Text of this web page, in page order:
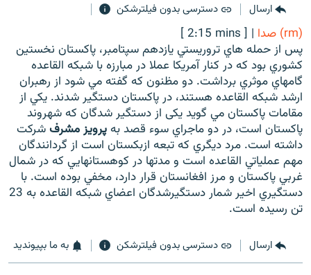
گزارش‌های تصویری
گزارش‌های ویدئویی
زنان فردا
English
به ما بپیوندید
زبان‌های دیگر
ارسال
دسترسی بدون فیلترشکن
(rm) صدا |
[ 2:15 mins ]
پس از حمله هاي تروريستي يازدهم سپتامبر، پاکستان نخستين
کشوري بود که در کنار آمريکا عملا در مبارزه با شبکه القاعده
گامهاي موثري برداشت. دو مظنون که گفته مي شود از رهبران
ارشد شبکه القاعده هستند، در پاکستان دستگير شدند. يکي از
مقامات پاکستان مي گويد يکی از دستگير شدگان که شهروند
پاکستان است، در دو ماجراي سوء قصد بهپرويز مشرفشرکت
داشته است. مرد ديگري که تبعه ازبکستان است از گردانندگان
مهم عملياتي القاعده است و مدتها در کوهستانهايي که در شمال
غربي پاکستان و مرز افغانستان قرار دارد، مخفي بوده است. با
دستگيري اخير شمار دستگيرشدگان اعضاي شبکه القاعده به 23
تن رسيده است.
ارسال دسترسی بدون فیلترشکن به ما بپیوندید